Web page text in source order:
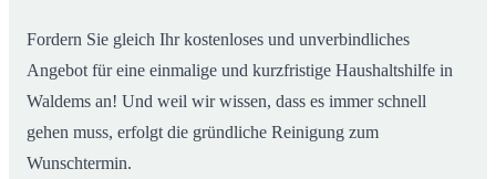
Fordern Sie gleich Ihr kostenloses und unverbindliches
Angebot für eine einmalige und kurzfristige Haushaltshilfe in
Waldems an! Und weil wir wissen, dass es immer schnell
gehen muss, erfolgt die gründliche Reinigung zum
Wunschtermin.